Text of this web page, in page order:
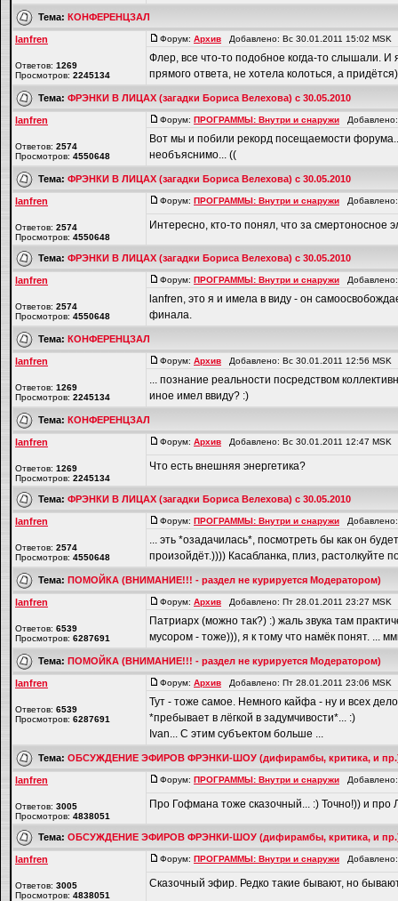
Тема: КОНФЕРЕНЦЗАЛ
lanfren
Ответов: 1269
Просмотров: 2245134
Форум: Архив Добавлено: Вс 30.01.2011 15:02
Флер, все что-то подобное когда-то слышали. И
прямого ответа, не хотела колоться, а
Тема: ФРЭНКИ В ЛИЦАХ (загадки Бориса Велехова) с 30.05.2010
lanfren
Ответов: 2574
Просмотров: 4550648
Форум: ПРОГРАММЫ: Внутри и снаружи
Вот мы и побили рекорд посещаемости
необъяснимо... ((
Тема: ФРЭНКИ В ЛИЦАХ (загадки Бориса Велехова) с 30.05.2010
lanfren
Ответов: 2574
Просмотров: 4550648
Форум: ПРОГРАММЫ: Внутри и снаружи
Интересно, кто-то понял, что за смертоносное
Тема: ФРЭНКИ В ЛИЦАХ (загадки Бориса Велехова) с 30.05.2010
lanfren
Ответов: 2574
Просмотров: 4550648
Форум: ПРОГРАММЫ: Внутри и снаружи
lanfren, это я и имела в виду - он
финала.
Тема: КОНФЕРЕНЦЗАЛ
lanfren
Ответов: 1269
Просмотров: 2245134
Форум: Архив Добавлено: Вс 30.01.2011 12:56
... познание реальности посредством
иное имел ввиду? :)
Тема: КОНФЕРЕНЦЗАЛ
lanfren
Ответов: 1269
Просмотров: 2245134
Форум: Архив Добавлено: Вс 30.01.2011 12:47
Что есть внешняя энергетика?
Тема: ФРЭНКИ В ЛИЦАХ (загадки Бориса Велехова) с 30.05.2010
lanfren
Ответов: 2574
Просмотров: 4550648
Форум: ПРОГРАММЫ: Внутри и снаружи
... эть *озадачилась*, посмотреть бы как он
произойдёт.)))) Касабланка, плиз, растолкуйте
Тема: ПОМОЙКА (ВНИМАНИЕ!!! - раздел не курируется Модератором)
lanfren
Ответов: 6539
Просмотров: 6287691
Форум: Архив Добавлено: Пт 28.01.2011 23:27
Патриарх (можно так?) :) жаль звука там
мусором - тоже))), я к тому что намёк понят. ...
Тема: ПОМОЙКА (ВНИМАНИЕ!!! - раздел не курируется Модератором)
lanfren
Ответов: 6539
Просмотров: 6287691
Форум: Архив Добавлено: Пт 28.01.2011 23:06
Тут - тоже самое. Немного кайфа - ну и всех
*пребывает в лёгкой в задумчивости*... :)
Ivan... С этим субъектом больше ...
Тема: ОБСУЖДЕНИЕ ЭФИРОВ ФРЭНКИ-ШОУ (дифирамбы, критика, и
lanfren
Ответов: 3005
Просмотров: 4838051
Форум: ПРОГРАММЫ: Внутри и снаружи
Про Гофмана тоже сказочный... :) Точно!)) и про
Тема: ОБСУЖДЕНИЕ ЭФИРОВ ФРЭНКИ-ШОУ (дифирамбы, критика, и
lanfren
Ответов: 3005
Просмотров: 4838051
Форум: ПРОГРАММЫ: Внутри и снаружи
Сказочный эфир. Редко такие бывают, но